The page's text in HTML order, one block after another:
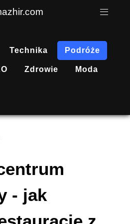
Technika Podróże
Zdrowie Moda
- jak